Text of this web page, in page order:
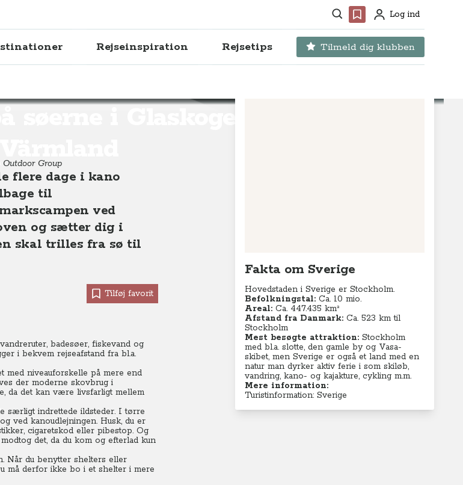
Søg Favoritter
ProfilLog ind
Rejseinspiration Rejsetips Tilmeld dig klubben
søerne i Glaskogen,
Outdoor Group
flere dage i kano
til
ved
og sætter dig i
skal trilles fra sø til
Tilføj favorit
badesøer, fiskevand og
i bekvem rejseafstand fra bl.a.
med niveauforskelle på mere end
der moderne skovbrug i
da det kan være livsfarligt mellem
særligt indrettede ildsteder. I tørre
ved kanoudlejningen. Husk, du er
cigaretskod eller pibestop. Og
det, da du kom og efterlad kun
Når du benytter shelters eller
må derfor ikke bo i et shelter i mere
Fakta om Sverige
Hovedstaden i Sverige er Stockholm.
Befolkningstal: Ca. 10 mio.
Areal: Ca. 447.435 km²
Afstand fra Danmark: Ca. 523 km til
Stockholm
Mest besøgte attraktion: Stockholm
med bl.a. slotte, den gamle by og Vasa-
skibet, men Sverige er også et land med en
natur man dyrker aktiv ferie i som skiløb,
vandring, kano- og kajakture, cykling m.m.
Mere information:
Turistinformation: Sverige